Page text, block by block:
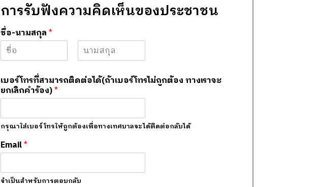
การรับฟังความคิดเห็นของประชาชน
ชื่อ-นามสกุล*
i
r
s
t
a
s
เบอร์โทรที่สามารถติดต่อได้(ถ้าเบอร์โทรไม่ถูกต้อง ทางเราจะ
ยกเลิกคำร้อง)*
กรุณาใส่เบอร์โทรให้ถูกต้องเพื่อทางเทศบาลจะได้ติดต่อกลับได้
Email*
จำเป็นสำหรับการตอบกลับ